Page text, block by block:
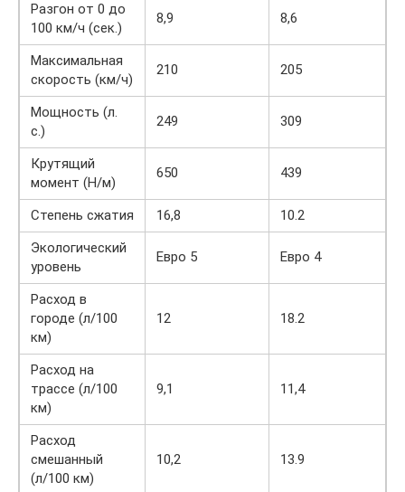
Разгон от 0 до
100 км/ч (сек.)
8,9 8,6
Максимальная
скорость (км/ч)
210 205
Мощность (л.
с.)
249 309
Крутящий
момент (Н/м)
650 439
Степень сжатия 16,8
10.2
Экологический
уровень
Евро 5 Евро 4
Расход в
городе (л/100
км)
12 18.2
Расход на
трассе (л/100
км)
9,1 11,4
Расход
смешанный
(л/100 км)
10,2 13.9